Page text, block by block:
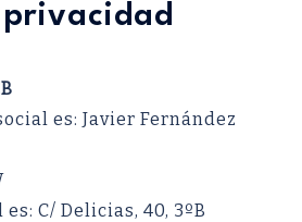
es: Javier Fernández
C/ Delicias, 40, 3ºB